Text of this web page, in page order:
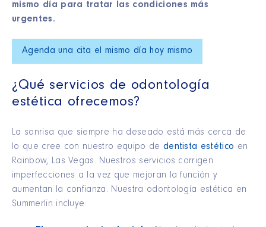
mismo día para tratar las condiciones más
urgentes.
Agenda una cita el mismo día hoy mismo
¿Qué servicios de odontología
estética ofrecemos?
La sonrisa que siempre ha deseado está más cerca de
lo que cree con nuestro equipo de dentista estético en
Rainbow, Las Vegas. Nuestros servicios corrigen
imperfecciones a la vez que mejoran la función y
aumentan la confianza. Nuestra odontología estética en
Summerlin incluye: